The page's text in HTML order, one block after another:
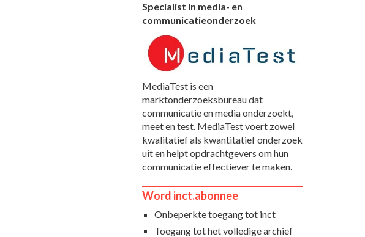
Specialist in media- en
communicatieonderzoek
MediaTest is een
marktonderzoeksbureau dat
communicatie en media onderzoekt,
meet en test. MediaTest voert zowel
kwalitatief als kwantitatief onderzoek
uit en helpt opdrachtgevers om hun
communicatie effectiever te maken.
Word inct.abonnee
Onbeperkte toegang tot inct
Toegang tot het volledige archief